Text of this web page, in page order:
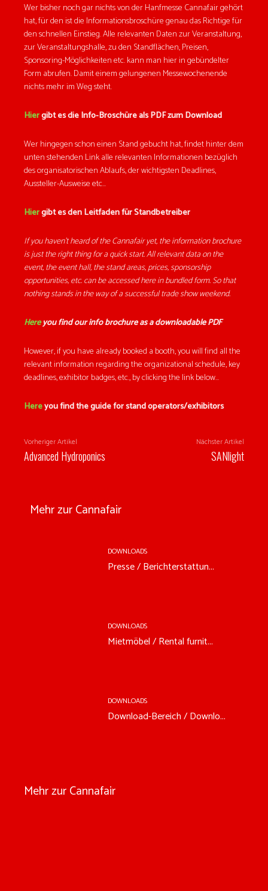
Wer bisher noch gar nichts von der Hanfmesse Cannafair gehört
hat, für den ist die Informationsbroschüre genau das Richtige für
den schnellen Einstieg. Alle relevanten Daten zur Veranstaltung,
zur Veranstaltungshalle, zu den Standflächen, Preisen,
Sponsoring-Möglichkeiten etc. kann man hier in gebündelter
Form abrufen. Damit einem gelungenen Messewochenende
nichts mehr im Weg steht.
Hiergibt es die Info-Broschüre als PDF zum Download
Wer hingegen schon einen Stand gebucht hat, findet hinter dem
unten stehenden Link alle relevanten Informationen bezüglich
des organisatorischen Ablaufs, der wichtigsten Deadlines,
Aussteller-Ausweise etc…
Hiergibt es den Leitfaden für Standbetreiber
If you haven’t heard of the Cannafair yet, the information brochure
is just the right thing for a quick start. All relevant data on the
event, the event hall, the stand areas, prices, sponsorship
opportunities, etc. can be accessed here in bundled form. So that
nothing stands in the way of a successful trade show weekend.
Hereyou find our info brochure as adownloadable PDF
However, if you have already booked a booth, you will find all the
relevant information regarding the organizational schedule, key
deadlines, exhibitor badges, etc., by clicking the link below…
Hereyou find the guide for stand operators/exhibitors
Vorheriger Artikel
Advanced Hydroponics
Nächster Artikel
SANlight
Mehr zur Cannafair
DOWNLOADS
Presse / Berichterstattun...
DOWNLOADS
Mietmöbel / Rental furnit...
DOWNLOADS
Download-Bereich / Downlo...
Mehr zur Cannafair